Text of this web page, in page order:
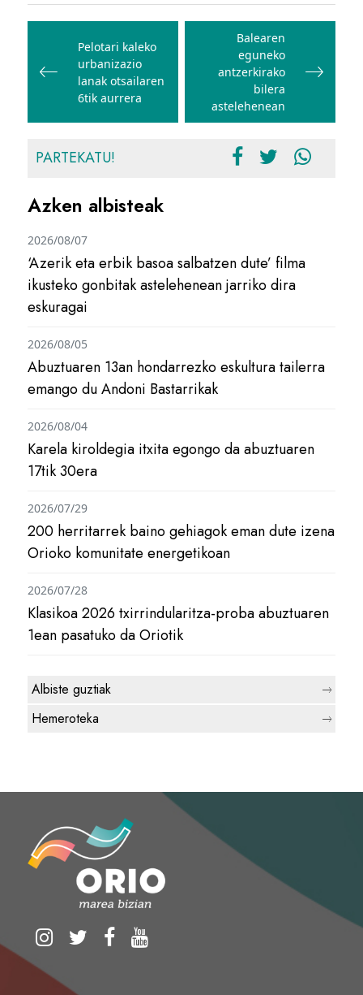
Bidalketetan
zehar
nabigatu
Pelotari kaleko
urbanizazio
lanak otsailaren
6tik aurrera
Balearen
eguneko
antzerkirako
bilera
astelehenean
PARTEKATU!
Azken albisteak
‘Azerik eta erbik basoa salbatzen dute’ filma
ikusteko gonbitak astelehenean jarriko dira
eskuragai
2026/08/07
Abuztuaren 13an hondarrezko eskultura tailerra
emango du Andoni Bastarrikak
2026/08/05
Karela kiroldegia itxita egongo da abuztuaren
17tik 30era
2026/08/04
200 herritarrek baino gehiagok eman dute izena
Orioko komunitate energetikoan
2026/07/29
Klasikoa 2026 txirrindularitza-proba abuztuaren
1ean pasatuko da Oriotik
2026/07/28
Albiste guztiak
Hemeroteka